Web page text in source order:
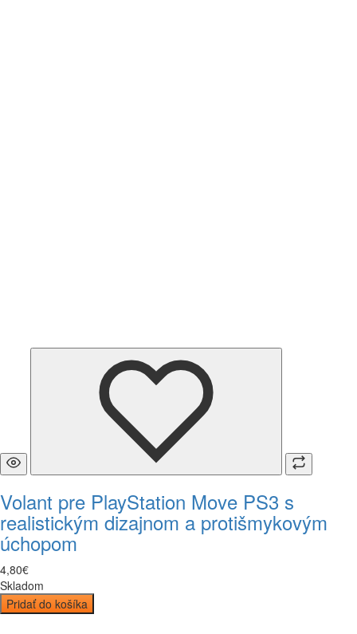
Volant pre PlayStation Move PS3 s
realistickým dizajnom a protišmykovým
úchopom
4,80€
Skladom
Pridať do košíka